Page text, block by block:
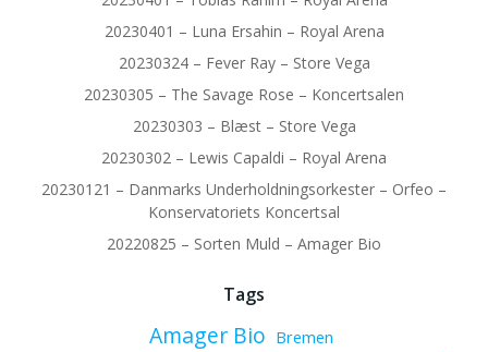
20230401 – Luna Ersahin – Royal Arena
20230324 – Fever Ray – Store Vega
20230305 – The Savage Rose – Koncertsalen
20230303 – Blæst – Store Vega
20230302 – Lewis Capaldi – Royal Arena
20230121 – Danmarks Underholdningsorkester – Orfeo –
Konservatoriets Koncertsal
20220825 – Sorten Muld – Amager Bio
Tags
Amager Bio Bremen